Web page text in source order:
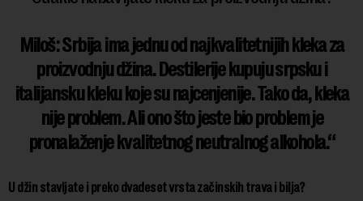
Miloš: Srbija ima jednu od najkvalitetnijih kleka za
proizvodnju džina. Destilerije kupuju srpsku i
italijansku kleku koje su najcenjenije. Tako da, kleka
nije problem. Ali ono što jeste bio problem je
pronalaženje kvalitetnog neutralnog alkohola.
U džin stavljate i preko dvadeset vrsta začinskih trava i bilja?